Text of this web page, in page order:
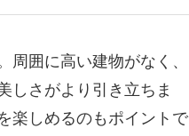
囲に高い建物がなく、
しさがより引き立ちま
楽しめるのもポイントで